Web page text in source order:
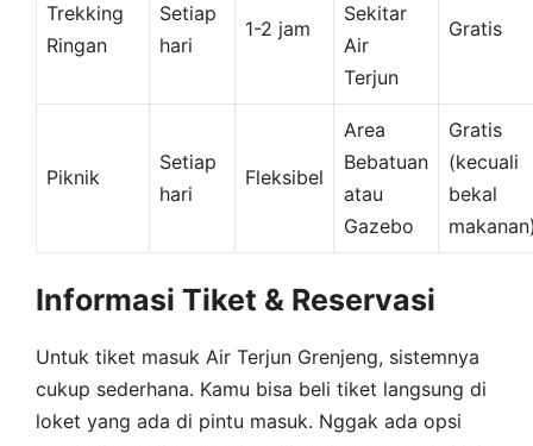
Trekking
Ringan
Setiap
hari
1-2 jam
Sekitar
Air
Terjun
Gratis
Piknik
Setiap
hari
Fleksibel
Area
Bebatuan
atau
Gazebo
Gratis
(kecuali
bekal
Informasi Tiket & Reservasi
Untuk tiket masuk Air Terjun Grenjeng, sistemnya
cukup sederhana. Kamu bisa beli tiket langsung di
loket yang ada di pintu masuk. Nggak ada opsi